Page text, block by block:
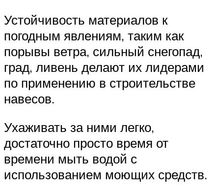
Устойчивость материалов к
погодным явлениям, таким как
порывы ветра, сильный снегопад,
град, ливень делают их лидерами
по применению в строительстве
навесов.
Ухаживать за ними легко,
достаточно просто время от
времени мыть водой с
использованием моющих средств.